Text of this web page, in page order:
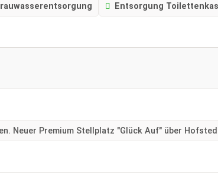
Entsorgung
Neuer Premium Stellplatz "Glück Auf" über